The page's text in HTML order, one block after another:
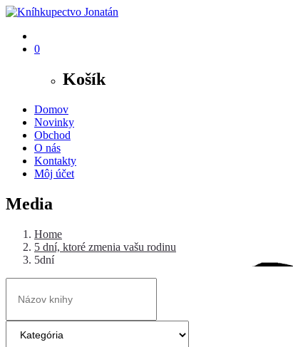
0
Košík
Domov
Novinky
Obchod
O nás
Kontakty
Môj účet
Media
Home
5 dní, ktoré zmenia vašu rodinu
5dní